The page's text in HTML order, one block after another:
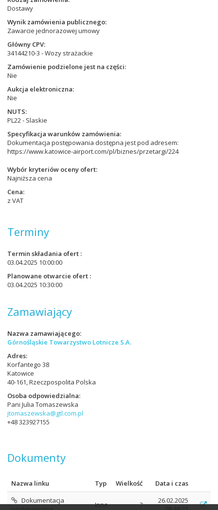
Dostawy
Wynik zamówienia publicznego
Zawarcie jednorazowej umowy
Główny CPV
34144210-3 - Wozy strażackie
Zamówienie podzielone jest na części
Nie
Aukcja elektroniczna
Nie
NUTS
PL22 - Slaskie
Specyfikacja warunków zamówienia
Dokumentacja postępowania dostępna jest pod adresem:
https://www.katowice-airport.com/pl/biznes/przetargi/224
Wybór kryteriów oceny ofert
Najniższa cena
Cena
z VAT
Terminy
Termin składania ofert
03.04.2025 10:00:00
Planowane otwarcie ofert
03.04.2025 10:30:00
Zamawiający
Nazwa zamawiającego
Górnośląskie Towarzystwo Lotnicze S.A.
Adres
Korfantego 38
Katowice
40-161, Rzeczpospolita Polska
Osoba odpowiedzialna
Pani Julia Tomaszewska
jtomaszewska@gtl.com.pl
+48 323927155
Dokumenty
Nazwa linku Typ Wielkość
Data i czas
Dokumentacja
Inne ?
26.02.2025